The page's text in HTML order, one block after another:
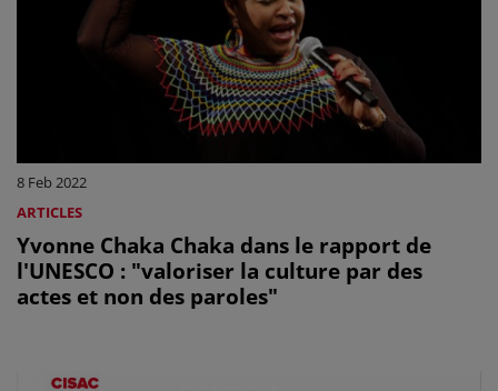
8 Feb 2022
ARTICLES
Yvonne Chaka Chaka dans le rapport de
l'UNESCO : "valoriser la culture par des
actes et non des paroles"